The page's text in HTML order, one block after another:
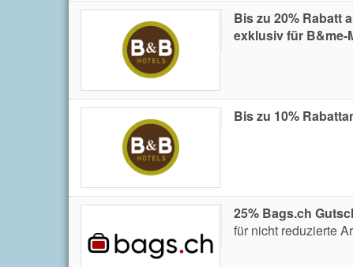
Bis zu 20% Rabatt
exklusiv für B&me-
Bis zu 10%
25% Bags.ch
für nicht reduzierte